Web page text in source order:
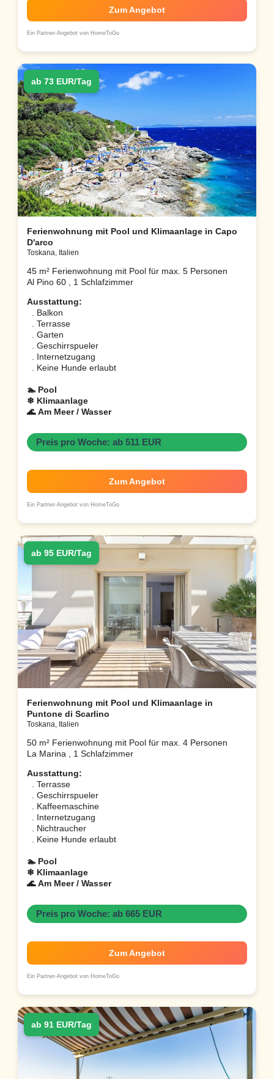
Zum Angebot
Ein Partner-Angebot von HomeToGo
ab 73 EUR/Tag
Ferienwohnung mit Pool und Klimaanlage in Capo
D'arco
Toskana, Italien
45 m² Ferienwohnung mit Pool für max. 5 Personen
Al Pino 60 , 1 Schlafzimmer
Ausstattung:
. Balkon
. Terrasse
. Garten
. Geschirrspueler
. Internetzugang
. Keine Hunde erlaubt
🏊 Pool
❄ Klimaanlage
🌊 Am Meer / Wasser
Preis pro Woche: ab 511 EUR
Zum Angebot
Ein Partner-Angebot von HomeToGo
ab 95 EUR/Tag
Ferienwohnung mit Pool und Klimaanlage in
Puntone di Scarlino
Toskana, Italien
50 m² Ferienwohnung mit Pool für max. 4 Personen
La Marina , 1 Schlafzimmer
Ausstattung:
. Terrasse
. Geschirrspueler
. Kaffeemaschine
. Internetzugang
. Nichtraucher
. Keine Hunde erlaubt
🏊 Pool
❄ Klimaanlage
🌊 Am Meer / Wasser
Preis pro Woche: ab 665 EUR
Zum Angebot
Ein Partner-Angebot von HomeToGo
ab 91 EUR/Tag